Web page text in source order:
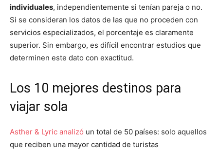
individuales, independientemente si tenían pareja o no.
Si se consideran los datos de las que no proceden con
servicios especializados, el porcentaje es claramente
superior. Sin embargo, es difícil encontrar estudios que
determinen este dato con exactitud.
Los 10 mejores destinos para
viajar sola
Asther & Lyric analizó un total de 50 países: solo aquellos
que reciben una mayor cantidad de turistas